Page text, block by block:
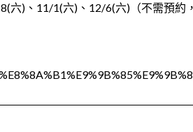
六)、11/1(六)、12/6(六)（不需預約